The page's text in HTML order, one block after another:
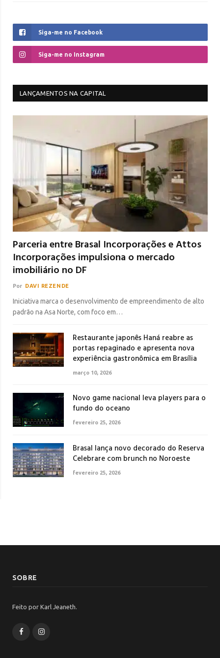
Siga-me no Facebook
Siga-me no Instagram
LANÇAMENTOS NA CAPITAL
Parceria entre Brasal Incorporações e Attos
Incorporações impulsiona o mercado
imobiliário no DF
Por DAVI REZENDE
Iniciativa marca o desenvolvimento de empreendimento de alto
padrão na Asa Norte, com foco em…
Restaurante japonês Haná reabre as
portas repaginado e apresenta nova
experiência gastronômica em Brasília
março 10, 2026
Novo game nacional leva players para o
fundo do oceano
fevereiro 25, 2026
Brasal lança novo decorado do Reserva
Celebrare com brunch no Noroeste
fevereiro 25, 2026
SOBRE
Feito por Karl Jeaneth.
FacebookInstagram